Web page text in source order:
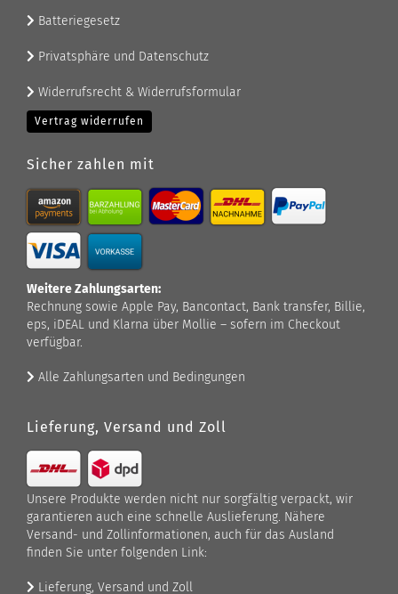
Batteriegesetz
Privatsphäre und Datenschutz
Widerrufsrecht & Widerrufsformular
Vertrag widerrufen
Sicher zahlen mit
Weitere Zahlungsarten:
Rechnung sowie Apple Pay, Bancontact, Bank transfer, Billie,
eps, iDEAL und Klarna über Mollie – sofern im Checkout
verfügbar.
Alle Zahlungsarten und Bedingungen
Lieferung, Versand und Zoll
Unsere Produkte werden nicht nur sorgfältig verpackt, wir
garantieren auch eine schnelle Auslieferung. Nähere
Versand- und Zollinformationen, auch für das Ausland
finden Sie unter folgenden Link:
Lieferung, Versand und Zoll